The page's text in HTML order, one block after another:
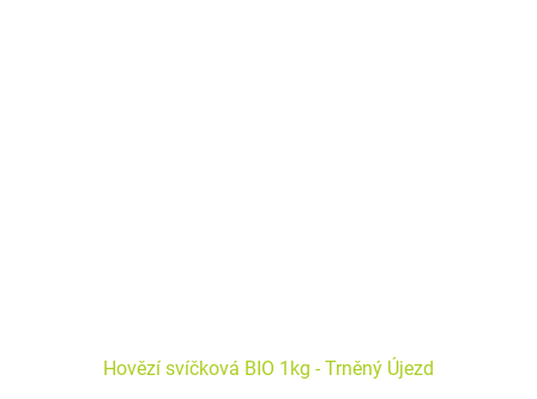
Hovězí svíčková BIO 1kg - Trněný Újezd